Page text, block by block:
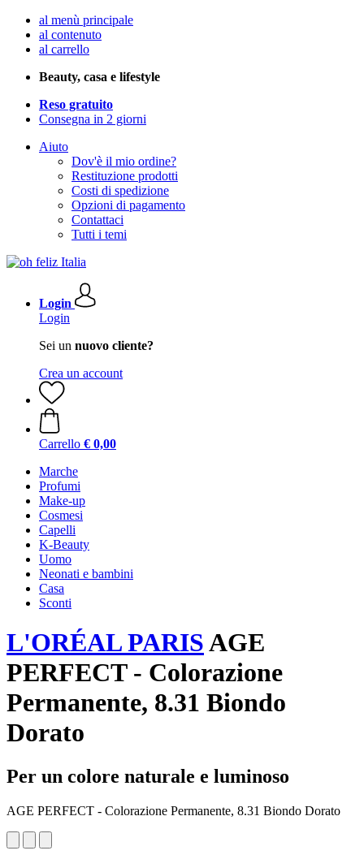
al menù principale
al contenuto
al carrello
Beauty, casa e lifestyle
Reso gratuito
Consegna in 2 giorni
Aiuto
Dov'è il mio ordine?
Restituzione prodotti
Costi di spedizione
Opzioni di pagamento
Contattaci
Tutti i temi
Login
Login
Sei un nuovo cliente?
Crea un account
Carrello € 0,00
Marche
Profumi
Make-up
Cosmesi
Capelli
K-Beauty
Uomo
Neonati e bambini
Casa
Sconti
L'ORÉAL PARISAGE
PERFECT - Colorazione
Permanente, 8.31 Biondo
Dorato
Per un colore naturale e luminoso
AGE PERFECT - Colorazione Permanente, 8.31 Biondo Dorato